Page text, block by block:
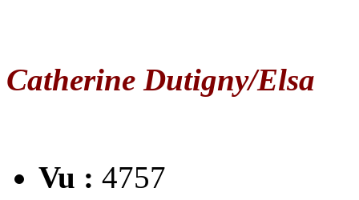
Catherine Dutigny/Elsa
Vu : 4757